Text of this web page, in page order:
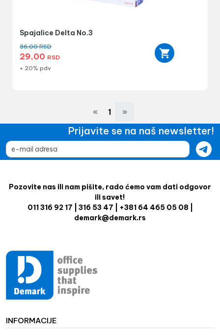
Spajalice Delta No.3
36,00RSD
29,00 RSD
+ 20% pdv
« 1 »
Prijavite se na naš newsletter!
Pozovite nas ili nam pišite, rado ćemo vam dati odgovor
ili savet!
011 316 92 17 | 316 53 47 | +381 64 465 05 08 |
demark@demark.rs
INFORMACIJE